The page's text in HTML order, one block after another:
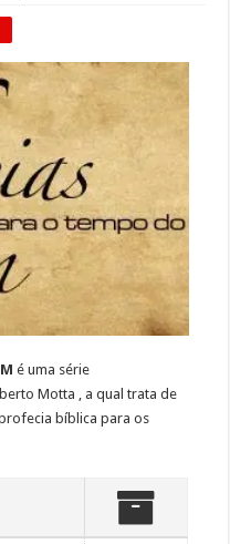
é uma série
Motta , a qual trata de
bíblica para os